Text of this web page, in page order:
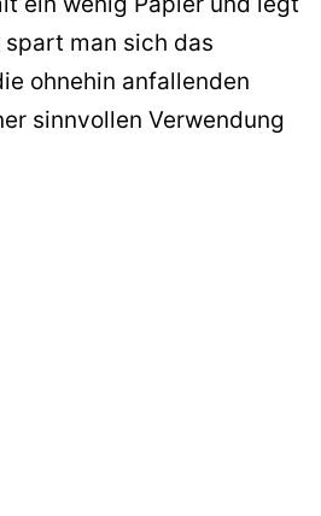
spart man sich das
ohnehin anfallenden
sinnvollen Verwendung